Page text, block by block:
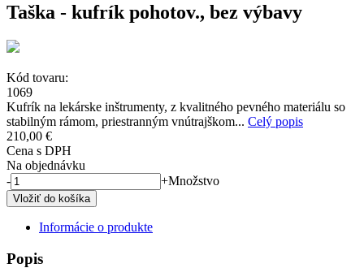
Taška - kufrík pohotov., bez výbavy
Kód tovaru:
1069
Kufrík na lekárske inštrumenty, z kvalitného pevného materiálu so
stabilným rámom, priestranným vnútrajškom... Celý popis
210,00 €
Cena s DPH
Na objednávku
-
+Množstvo
Informácie o produkte
Popis